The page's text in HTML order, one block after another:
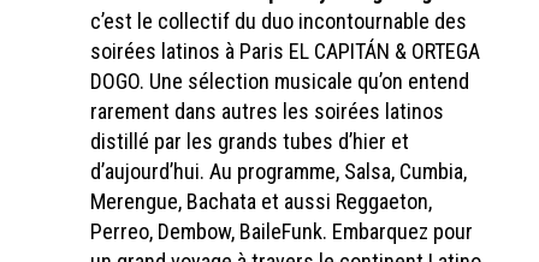
c’est le collectif du duo incontournable des
soirées latinos à Paris EL CAPITÁN & ORTEGA
DOGO. Une sélection musicale qu’on entend
rarement dans autres les soirées latinos
distillé par les grands tubes d’hier et
d’aujourd’hui. Au programme, Salsa, Cumbia,
Merengue, Bachata et aussi Reggaeton,
Perreo, Dembow, BaileFunk. Embarquez pour